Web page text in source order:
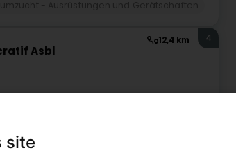
12,4 km
Asbl
4
site